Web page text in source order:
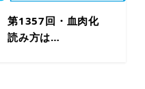
第1357回・血肉化
読み方は…